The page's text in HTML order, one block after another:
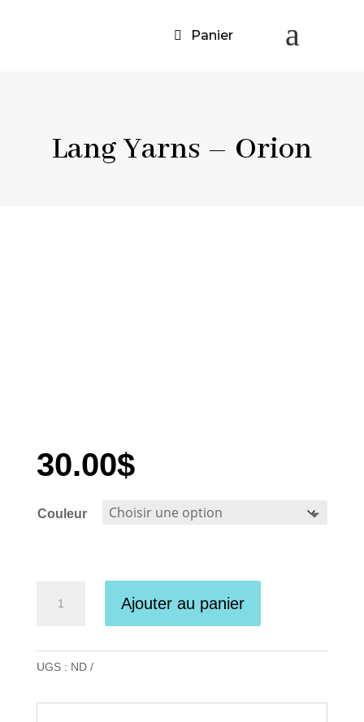
Panier a
Lang Yarns – Orion
30.00$
Couleur
Orion
Ajouter au panier
UGS : ND